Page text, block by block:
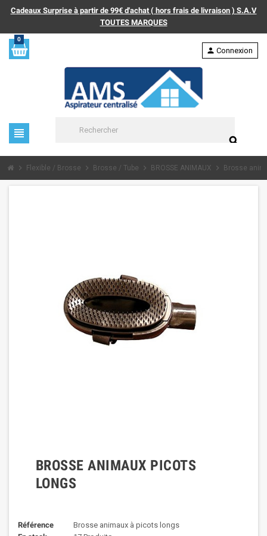
Cadeaux Surprise à partir de 99€ d'achat ( hors frais de livraison ) S.A.V
TOUTES MARQUES
0
view_headline
search
person Connexion
chevron_right Flexible / Brosse chevron_right Brosse / Tube chevron_right BROSSE ANIMAUX chevron_right Brosse
BROSSE ANIMAUX PICOTS
LONGS
Référence
Brosse animaux à picots longs